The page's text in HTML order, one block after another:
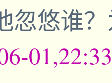
忽悠谁